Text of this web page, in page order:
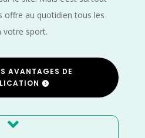
offre au quotidien tous les
votre sport.
AVANTAGES DE
